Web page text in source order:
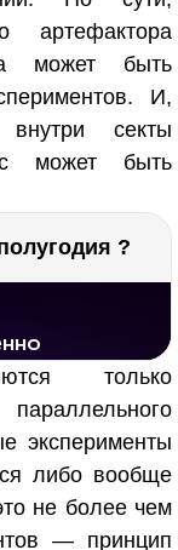
артефактора
может быть
И,
секты
может быть
?
только
эксперименты
либо вообще
не более чем
— принцип